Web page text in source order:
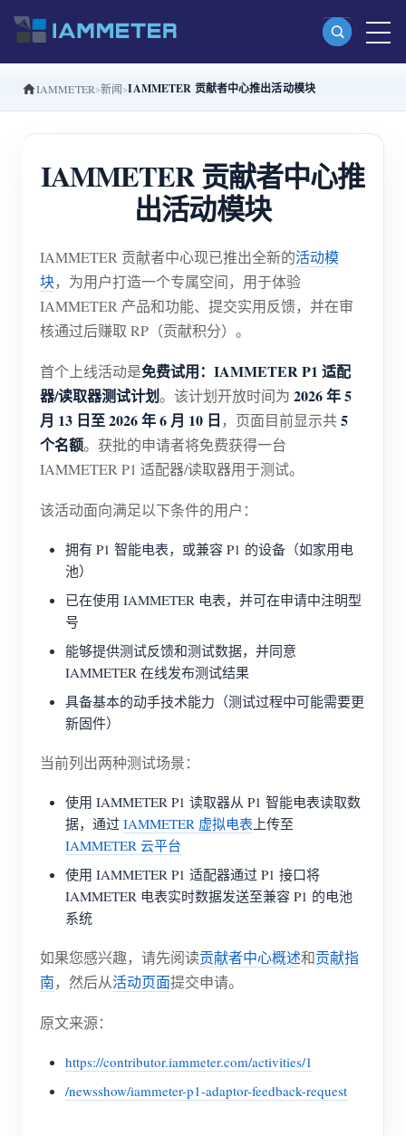
产品
单相 Wi-Fi 电能表 (WEM3080)
分相 Wi-Fi 电能表 (WEM2067)
三相 Wi-Fi 电能表 (WEM3080T)
三相 Wi-Fi 电能表 (WEM3050T)
WiFi 功率控制器
IAMMETER Cloud Pro
私有化部署服务
电动汽车充电桩
IAMMETER 模拟器
虚拟电表
能源预测与仿真系统
应用
光伏系统能源监控
光伏热水器控制系统
家庭自动化
工厂能源监控
商店
产品快速开始
文档
教程视频
常见问题
新闻
博客
社区
贡献者计划
IAMMETER 活动
论坛
应用商店
站点探索
解决方案
IAMMETER 新闻 IAMMETER 贡献者中心推出活动模块
IAMMETER 贡献者中心推
出活动模块
IAMMETER 贡献者中心现已推出全新的活动模
块，为用户打造一个专属空间，用于体验
IAMMETER 产品和功能、提交实用反馈，并在审
核通过后赚取 RP（贡献积分）。
首个上线活动是免费试用：IAMMETER P1 适配
器/读取器测试计划。该计划开放时间为 2026 年 5
月 13 日至 2026 年 6 月 10 日 ，页面目前显示共5
个名额。获批的申请者将免费获得一台
IAMMETER P1 适配器/读取器用于测试。
该活动面向满足以下条件的用户：
拥有 P1 智能电表，或兼容 P1 的设备（如家用电
池）
已在使用 IAMMETER 电表，并可在申请中注明型
号
能够提供测试反馈和测试数据，并同意
IAMMETER 在线发布测试结果
具备基本的动手技术能力（测试过程中可能需要更
新固件）
当前列出两种测试场景：
使用 IAMMETER P1 读取器从 P1 智能电表读取数
据，通过 IAMMETER 虚拟电表 上传至
IAMMETER 云平台
使用 IAMMETER P1 适配器通过 P1 接口将
IAMMETER 电表实时数据发送至兼容 P1 的电池
系统
如果您感兴趣，请先阅读贡献者中心概述和贡献指
南，然后从活动页面提交申请。
原文来源：
https://contributor.iammeter.com/activities/1
/newsshow/iammeter-p1-adaptor-feedback-request